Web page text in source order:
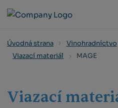
Úvodná strana Vinohradníctvo
Viazací materiál
MAGE
Viazací